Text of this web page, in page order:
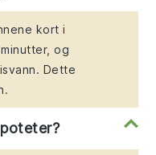
kort i
og
Dette